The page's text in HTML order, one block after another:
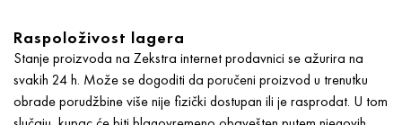
Raspoloživost lagera
Stanje proizvoda na Zekstra internet prodavnici se ažurira na
svakih 24 h. Može se dogoditi da poručeni proizvod u trenutku
obrade porudžbine više nije fizički dostupan ili je rasprodat. U tom